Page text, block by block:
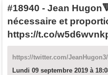
#18940 - Jean
nécessaire et
https://t.co/
https://twitter.com/
Lundi 09 septembre 2019 à